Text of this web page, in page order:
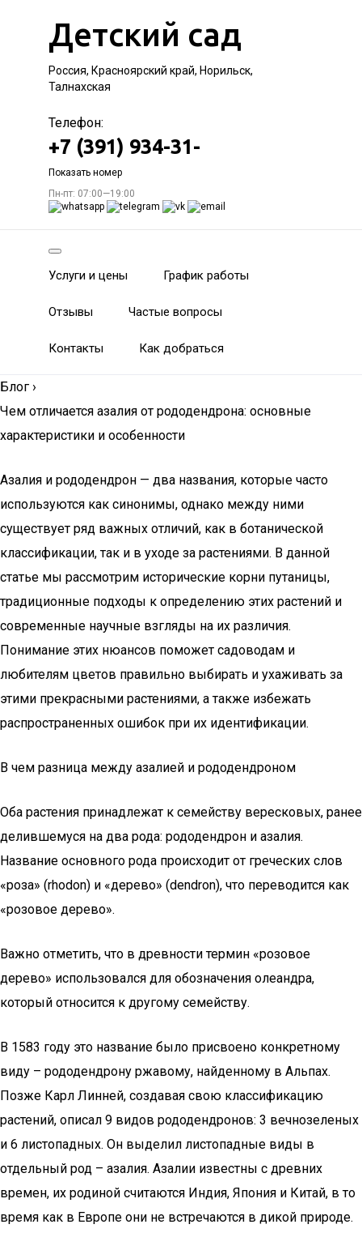
Детский сад
Россия, Красноярский край, Норильск,
Талнахская
Телефон:
+7 (391) 934-31-
Показать номер
Пн-пт: 07:00—19:00
Услуги и цены График работы
Отзывы Частые вопросы
Контакты Как добраться
Блог ›
Чем отличается азалия от рододендрона: основные
характеристики и особенности
Азалия и рододендрон — два названия, которые часто
используются как синонимы, однако между ними
существует ряд важных отличий, как в ботанической
классификации, так и в уходе за растениями. В данной
статье мы рассмотрим исторические корни путаницы,
традиционные подходы к определению этих растений и
современные научные взгляды на их различия.
Понимание этих нюансов поможет садоводам и
любителям цветов правильно выбирать и ухаживать за
этими прекрасными растениями, а также избежать
распространенных ошибок при их идентификации.
В чем разница между азалией и рододендроном
Оба растения принадлежат к семейству вересковых, ранее
делившемуся на два рода: рододендрон и азалия.
Название основного рода происходит от греческих слов
«роза» (rhodon) и «дерево» (dendron), что переводится как
«розовое дерево».
Важно отметить, что в древности термин «розовое
дерево» использовался для обозначения олеандра,
который относится к другому семейству.
В 1583 году это название было присвоено конкретному
виду – рододендрону ржавому, найденному в Альпах.
Позже Карл Линней, создавая свою классификацию
растений, описал 9 видов рододендронов: 3 вечнозеленых
и 6 листопадных. Он выделил листопадные виды в
отдельный род – азалия. Азалии известны с древних
времен, их родиной считаются Индия, Япония и Китай, в то
время как в Европе они не встречаются в дикой природе.